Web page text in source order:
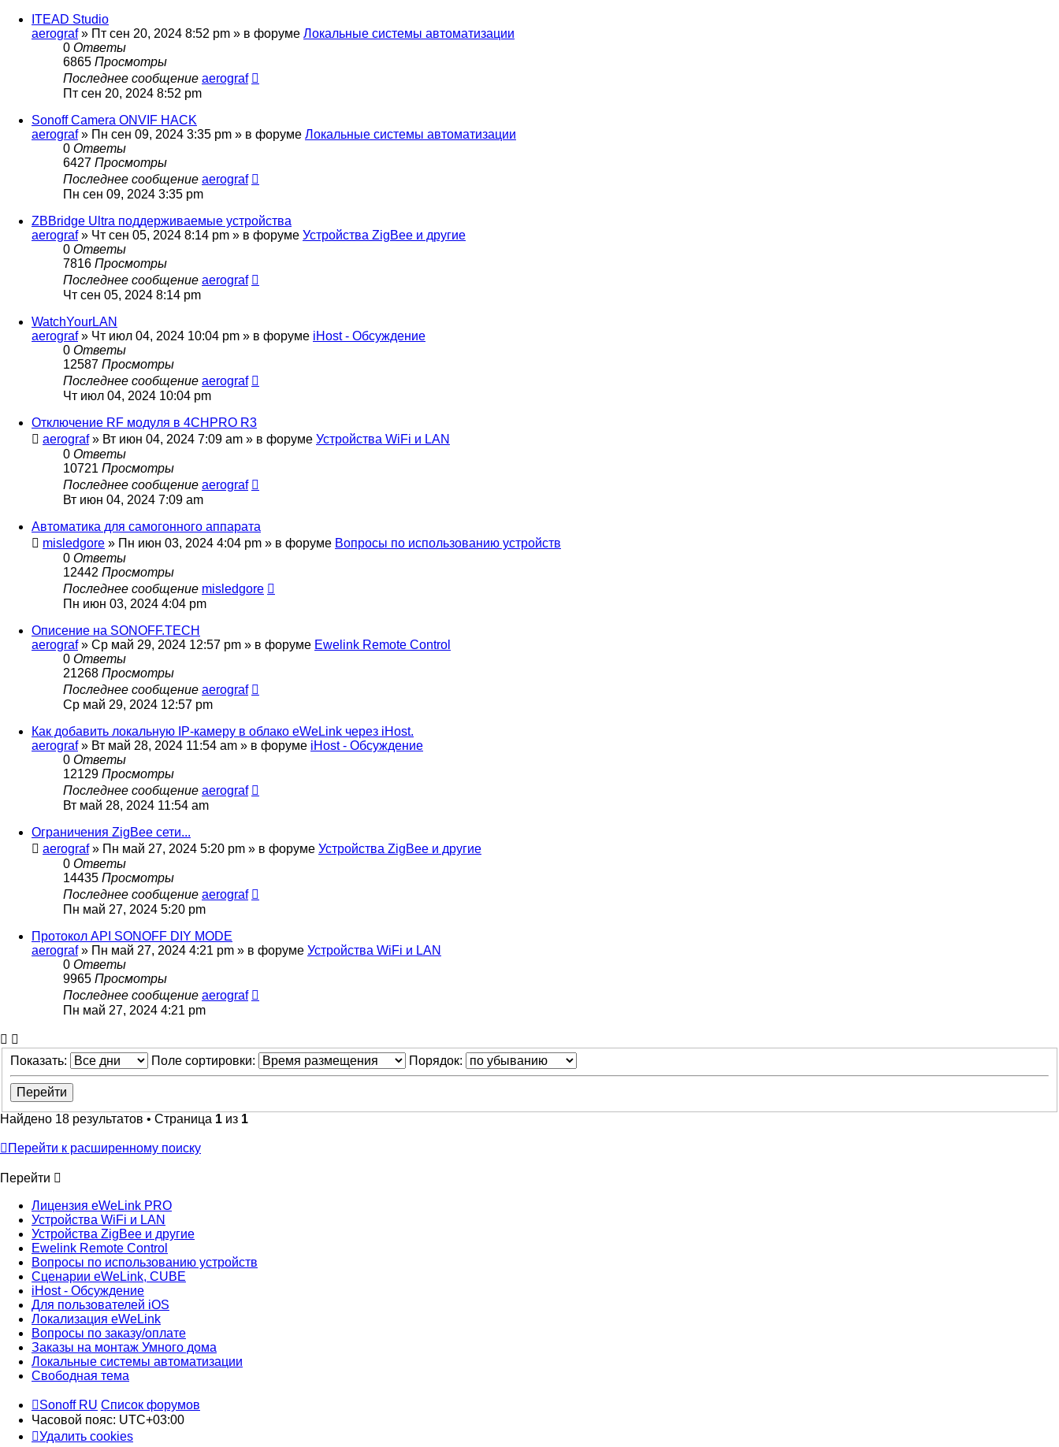
ITEAD Studio
aerograf» Пт сен 20, 2024 8:52 pm » в форуме Локальные системы автоматизации
0 Ответы
6865 Просмотры
Последнее сообщение aerograf
Пт сен 20, 2024 8:52 pm
Sonoff Camera ONVIF HACK
aerograf» Пн сен 09, 2024 3:35 pm » в форуме Локальные системы автоматизации
0 Ответы
6427 Просмотры
Последнее сообщение aerograf
Пн сен 09, 2024 3:35 pm
ZBBridge Ultra поддерживаемые устройства
aerograf» Чт сен 05, 2024 8:14 pm » в форуме Устройства ZigBee и другие
0 Ответы
7816 Просмотры
Последнее сообщение aerograf
Чт сен 05, 2024 8:14 pm
WatchYourLAN
aerograf» Чт июл 04, 2024 10:04 pm » в форуме iHost - Обсуждение
0 Ответы
12587 Просмотры
Последнее сообщение aerograf
Чт июл 04, 2024 10:04 pm
Отключение RF модуля в 4CHPRO R3
aerograf» Вт июн 04, 2024 7:09 am » в форуме Устройства WiFi и LAN
0 Ответы
10721 Просмотры
Последнее сообщение aerograf
Вт июн 04, 2024 7:09 am
Автоматика для самогонного аппарата
misledgore » Пн июн 03, 2024 4:04 pm » в форуме Вопросы по использованию устройств
0 Ответы
12442 Просмотры
Последнее сообщение misledgore
Пн июн 03, 2024 4:04 pm
Описение на SONOFF.TECH
aerograf» Ср май 29, 2024 12:57 pm » в форуме Ewelink Remote Control
0 Ответы
21268 Просмотры
Последнее сообщение aerograf
Ср май 29, 2024 12:57 pm
Как добавить локальную IP-камеру в облако eWeLink через iHost.
aerograf» Вт май 28, 2024 11:54 am » в форуме iHost - Обсуждение
0 Ответы
12129 Просмотры
Последнее сообщение aerograf
Вт май 28, 2024 11:54 am
Ограничения ZigBee сети...
aerograf» Пн май 27, 2024 5:20 pm » в форуме Устройства ZigBee и другие
0 Ответы
14435 Просмотры
Последнее сообщение aerograf
Пн май 27, 2024 5:20 pm
Протокол API SONOFF DIY MODE
aerograf» Пн май 27, 2024 4:21 pm » в форуме Устройства WiFi и LAN
0 Ответы
9965 Просмотры
Последнее сообщение aerograf
Пн май 27, 2024 4:21 pm
Показать: Поле сортировки: Порядок:
Найдено 18 результатов • Страница 1 из 1
Перейти к расширенному поиску
Перейти
Лицензия eWeLink PRO
Устройства WiFi и LAN
Устройства ZigBee и другие
Ewelink Remote Control
Вопросы по использованию устройств
Сценарии eWeLink, CUBE
iHost - Обсуждение
Для пользователей iOS
Локализация eWeLink
Вопросы по заказу/оплате
Заказы на монтаж Умного дома
Локальные системы автоматизации
Свободная тема
Sonoff RU Список форумов
Часовой пояс: UTC+03:00
Удалить cookies